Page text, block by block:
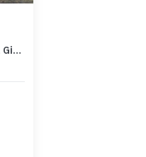
Penawaran Eksklusif, rumah Mewah di Ubud, Gianyar, LB 165m²